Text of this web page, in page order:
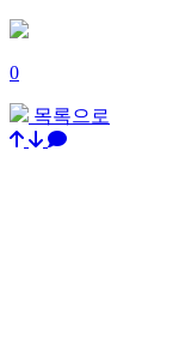
0
목록으로